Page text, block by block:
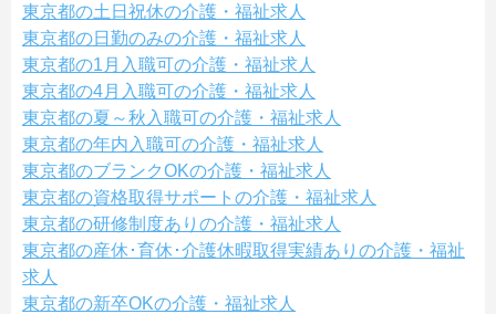
東京都の土日祝休の介護・福祉求人
東京都の日勤のみの介護・福祉求人
東京都の1月入職可の介護・福祉求人
東京都の4月入職可の介護・福祉求人
東京都の夏～秋入職可の介護・福祉求人
東京都の年内入職可の介護・福祉求人
東京都のブランクOKの介護・福祉求人
東京都の資格取得サポートの介護・福祉求人
東京都の研修制度ありの介護・福祉求人
東京都の産休･育休･介護休暇取得実績ありの介護・福祉
求人
東京都の新卒OKの介護・福祉求人